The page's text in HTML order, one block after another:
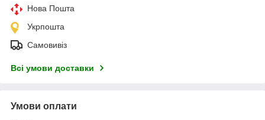
Нова Пошта
Укрпошта
Самовивіз
Всі умови доставки
Умови оплати